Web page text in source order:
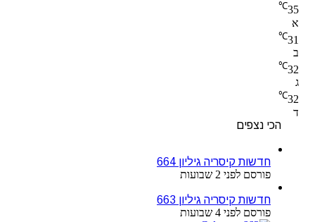
35
℃
א
31
℃
ב
32
℃
ג
32
℃
ד
הכי נצפים
חדשות קיסריה גיליון 664
פורסם לפני 2 שבועות
חדשות קיסריה גיליון 663
פורסם לפני 4 שבועות